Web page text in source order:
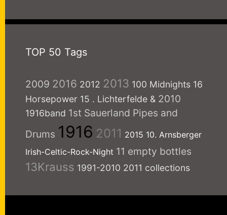
TOP 50 Tags
2009 2016 2012 2013 100 Midnights 16
Horsepower 15 . Lichterfelde & 2010
1916band 1st Sauerland Pipes and
Drums 1916 2011 2015 10. Arnsberger
Irish-Celtic-Rock-Night 11 empty bottles
13Krauss 1991-2010 2011 collections